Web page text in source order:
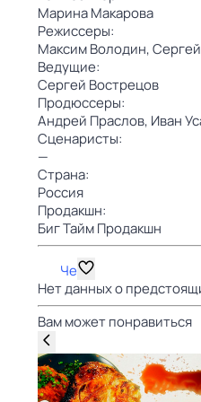
Марина Макарова
Режиссеры:
Максим Володин,
Ведущие:
Сергей Вострецов
Продюссеры:
Андрей Праслов, Иван
Сценаристы:
—
Страна:
Россия
Продакшн:
Биг Тайм Продакшн
Че
Нет данных о
Вам может понравиться